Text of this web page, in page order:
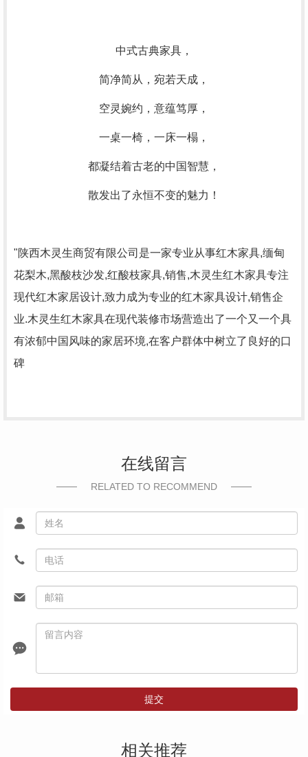
中式古典家具，
简净简从，宛若天成，
空灵婉约，意蕴笃厚，
一桌一椅，一床一榻，
都凝结着古老的中国智慧，
散发出了永恒不变的魅力！
"陕西木灵生商贸有限公司是一家专业从事红木家具,缅甸
花梨木,黑酸枝沙发,红酸枝家具,销售,木灵生红木家具专注
现代红木家居设计,致力成为专业的红木家具设计,销售企
业.木灵生红木家具在现代装修市场营造出了一个又一个具
有浓郁中国风味的家居环境,在客户群体中树立了良好的口
碑
在线留言
RELATED TO RECOMMEND
提交
相关推荐